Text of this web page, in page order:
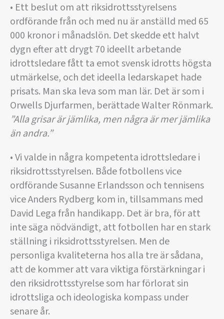
• Ett beslut om att riksidrottsstyrelsens
ordförande från och med nu är anställd med 65
000 kronor i månadslön. Det skedde ett halvt
dygn efter att drygt 70 ideellt arbetande
idrottsledare fått ta emot svensk idrotts högsta
utmärkelse, och det ideella ledarskapet hade
prisats. Man ska leva som man lär. Det är som i
Orwells Djurfarmen, berättade Walter Rönmark.
”Alla grisar är jämlika, men några är mer jämlika
än andra.”
• Vi valde in några kompetenta idrottsledare i
riksidrottsstyrelsen. Både fotbollens vice
ordförande Susanne Erlandsson och tennisens
vice Anders Rydberg kom in, tillsammans med
David Lega från handikapp. Det är bra, för att
inte säga nödvändigt, att fotbollen har en stark
ställning i riksidrottsstyrelsen. Men de
personliga kvaliteterna hos alla tre är sådana,
att de kommer att vara viktiga förstärkningar i
den riksidrottsstyrelse som har förlorat sin
idrottsliga och ideologiska kompass under
senare år.